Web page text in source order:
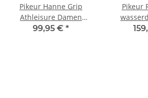
Pikeur Hanne Grip
Athleisure Damen
Reithose dark shadow
99,95 € *
Pikeur